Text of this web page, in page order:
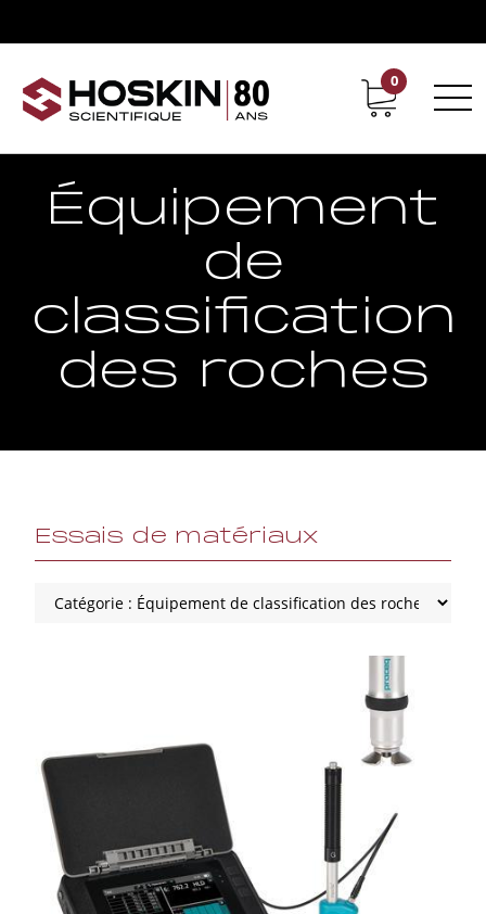
Support Carrières chez Hoskin
0
Équipement
de
classification
des roches
Essais de matériaux